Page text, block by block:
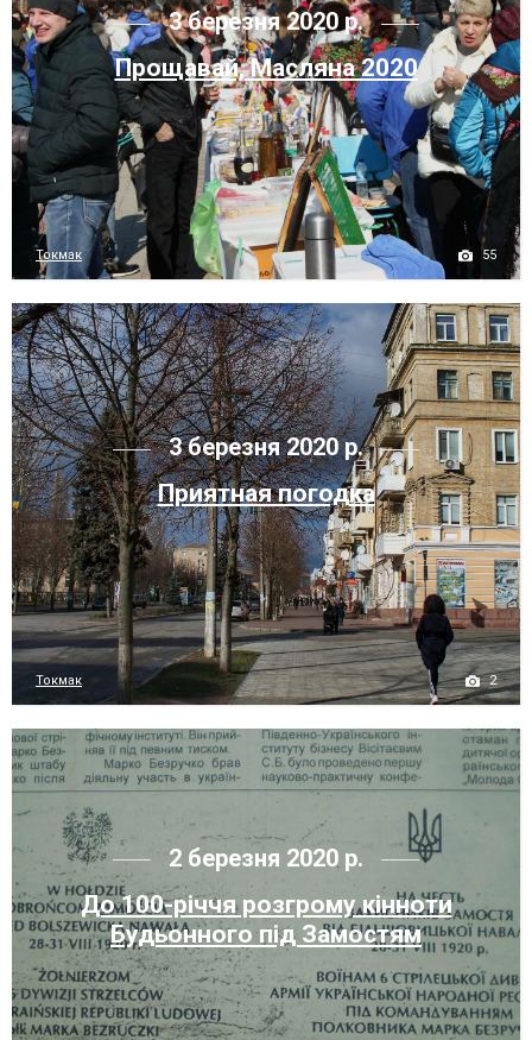
3 березня 2020 р.
Прощавай, Масляна 2020
Токмак 55
3 березня 2020 р.
Приятная погодка
Токмак 2
2 березня 2020 р.
До 100-річчя розгрому кінноти
Будьонного під Замостям